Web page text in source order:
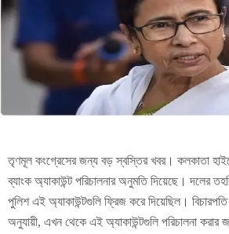
তৃণমূল কংগ্রেসের জন্য বড় স্বস্তির খবর। কলকাতা
ব্যাংক অ্যাকাউন্ট পরিচালনার অনুমতি দিয়েছে। দলের
পুলিশ এই অ্যাকাউন্টগুলি ফ্রিজ করে দিয়েছিল। বিচারপতি
অনুযায়ী, এখন থেকে এই অ্যাকাউন্টগুলি পরিচালনা করার